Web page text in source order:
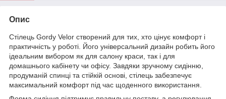
Опис
Стілець Gordy Velor створений для тих, хто цінує комфорт і
практичність у роботі. Його універсальний дизайн робить його
ідеальним вибором як для салону краси, так і для
домашнього кабінету чи офісу. Завдяки зручному сидінню,
продуманій спинці та стійкій основі, стілець забезпечує
максимальний комфорт під час щоденного використання.